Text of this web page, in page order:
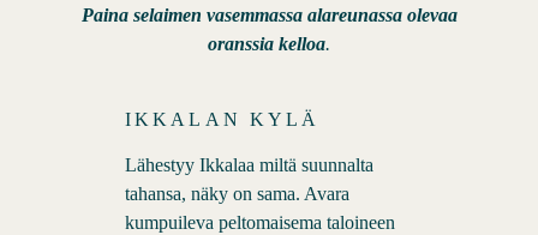
Paina selaimen vasemmassa alareunassa olevaa
oranssia kelloa.
IKKALAN KYLÄ
Lähestyy Ikkalaa miltä suunnalta
tahansa, näky on sama. Avara
kumpuileva peltomaisema taloineen